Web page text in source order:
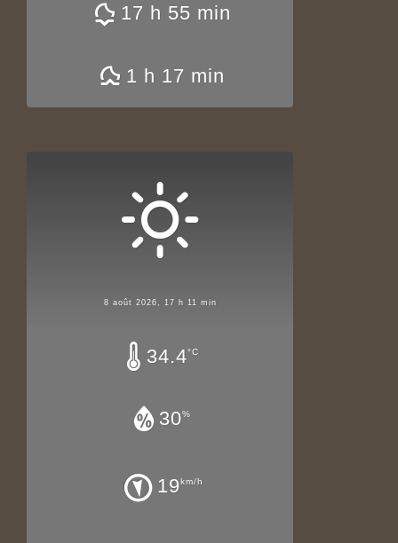
17 h 55 min
1 h 17 min
8 août 2026, 17 h 11 min
34.4°C
30%
19km/h